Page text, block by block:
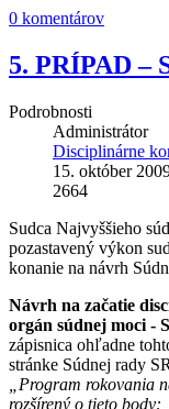
0 komentárov
5. PRÍPAD –
Podrobnosti
Administrátor
Disciplinárne
15. október
2664
Sudca Najvyššieho
pozastavený výkon
konanie na návrh
Návrh na začatie
orgán súdnej moci -
zápisnica ohľadne
stránke Súdnej rady
„Program rokovania
rozšírený o tieto body: